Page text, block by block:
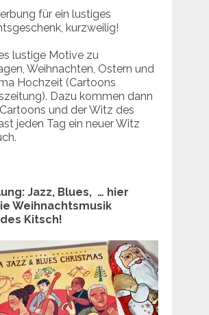
für ein lustiges
kurzweilig!
lustige Motive zu
Weihnachten, Ostern und
Hochzeit (Cartoons
Dazu kommen dann
und der Witz des
jeden Tag ein neuer Witz
Jazz, Blues, … hier
Weihnachtsmusik
Kitsch!